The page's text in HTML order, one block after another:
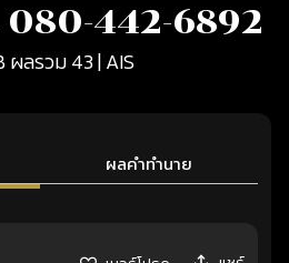
442-6892
ผลรวม 43 | AIS
ผลคำทำนาย